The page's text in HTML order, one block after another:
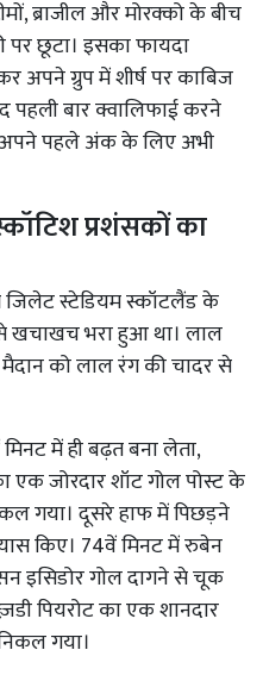
ब्राजील और मोरक्को के बीच
पर छूटा। इसका फायदा
ग्रुप में शीर्ष पर काबिज
पहली बार क्वालिफाई करने
अपने पहले अंक के लिए अभी
प्रशंसकों का
जिलेट स्टेडियम स्कॉटलैंड के
से खचाखच भरा हुआ था। लाल
को लाल रंग की चादर से
में ही बढ़त बना लेता,
एक जोरदार शॉट गोल पोस्ट के
गया। दूसरे हाफ में पिछड़ने
किए। 74वें मिनट में रुबेन
इसिडोर गोल दागने से चूक
पियरोट का एक शानदार
गया।